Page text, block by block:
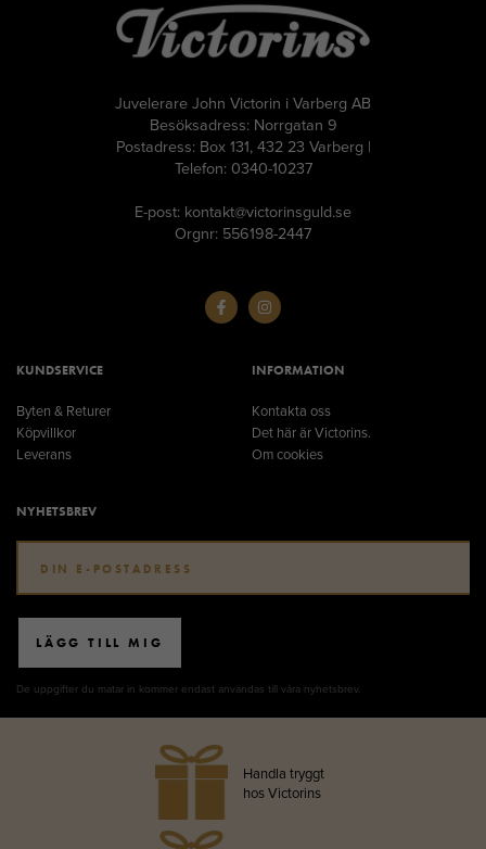
Juvelerare John Victorin i Varberg AB
Besöksadress: Norrgatan 9
Postadress: Box 131, 432 23 Varberg |
Telefon: 0340-10237
E-post: kontakt@victorinsguld.se
Orgnr: 556198-2447
KUNDSERVICE
Byten & Returer
Köpvillkor
Leverans
INFORMATION
Kontakta oss
Det här är Victorins.
Om cookies
NYHETSBREV
LÄGG TILL MIG
De uppgifter du matar in kommer endast användas till våra nyhetsbrev.
Handla tryggt
hos Victorins